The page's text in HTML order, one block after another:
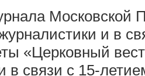
Московской
и в
«Церковный
в связи с 15-